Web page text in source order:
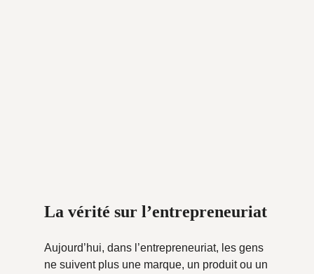
La vérité sur l’entrepreneuriat
Aujourd’hui, dans l’entrepreneuriat, les gens
ne suivent plus une marque, un produit ou un